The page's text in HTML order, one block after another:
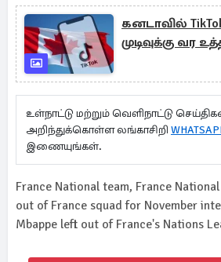
கனடாவில்
முடிவுக்கு வர
உள்நாட்டு மற்றும் வெளிநாட்டு
அறிந்துக்கொள்ள லங்காசிறி
இணையுங்கள்.
France National team, France
out of France squad for November
Mbappe left out of France's Nations